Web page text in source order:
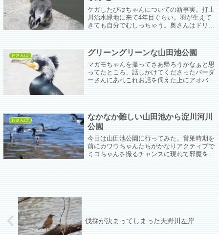
ケガしたぴゆちゃんについての新事実。打上
川治水緑地に来て4年目ぐらい。羽が生えて
きても自分でむしっちゃう。奥さんはドリー
おさんぽ グリーングリーンな山田池公園
マガモちゃんを撮ってさあ帰ろうかなぁと思
ってたところ、話しかけてくださったバーダ
ーさんにあれこれお話を伺えた上にアオバト
おさんぽ
なかなか難しい山田池から淀川河川
公園
今日は山田池公園に行ってみた。営巣時期を
前にカワウちゃんたちがかなりアクティブで
ミコちゃんを撮るチャンスに現れて邪魔をす
伐採が決まってしまった天野川左岸